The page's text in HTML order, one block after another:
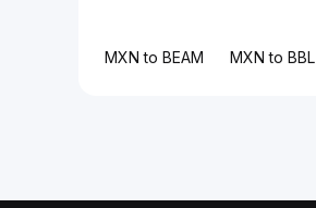
MXN to BEAM MXN to BBL